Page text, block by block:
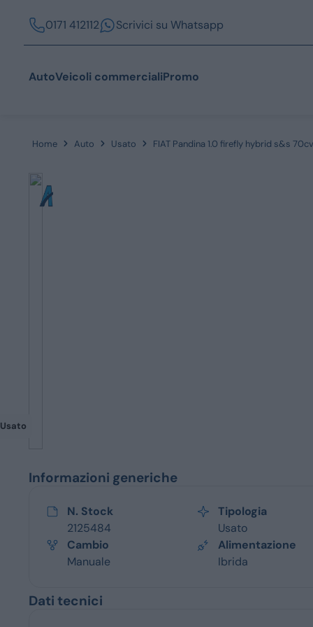
0171 412112 Scrivici su Whatsapp
AutoVeicoli commercialiPromo
Home Auto Usato FIAT Pandina 1.0 firefly hybrid s&s 70cv
Usato
Informazioni generiche
N. Stock
2125484
Tipologia
Usato
Cambio
Manuale
Alimentazione
Ibrida
Dati tecnici